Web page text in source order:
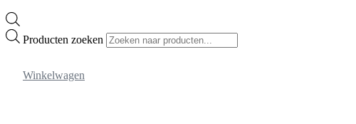
Producten zoeken
Winkelwagen